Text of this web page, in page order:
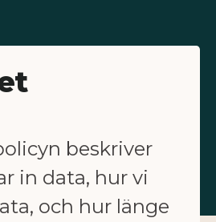
beskriver
in data, hur vi
och hur länge